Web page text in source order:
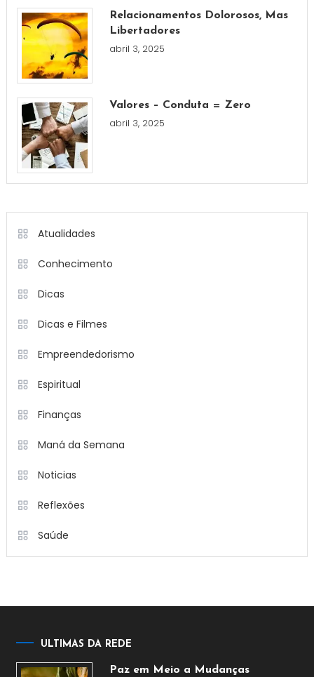
Relacionamentos Dolorosos, Mas
Libertadores
abril 3, 2025
Valores – Conduta = Zero
abril 3, 2025
Atualidades
Conhecimento
Dicas
Dicas e Filmes
Empreendedorismo
Espiritual
Finanças
Maná da Semana
Noticias
Reflexões
Saúde
ULTIMAS DA REDE
Paz em Meio a Mudanças